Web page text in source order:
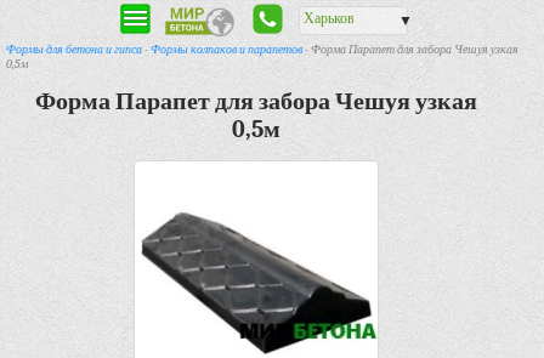
Харьков ▼
Формы для бетона и гипса-Формы колпаков и парапетов- Форма Парапет для забора Чешуя узкая
0,5м
Форма Парапет для забора Чешуя узкая
0,5м